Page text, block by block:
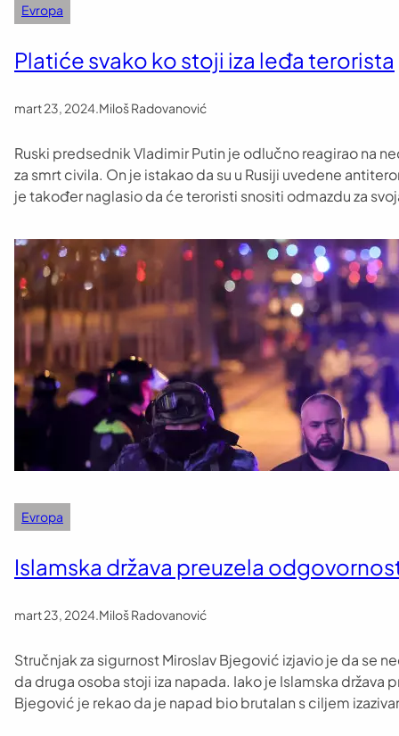
Evropa
Platiće svako ko stoji iza leđa terorista
mart 23, 2024.Miloš Radovanović
Ruski predsednik Vladimir Putin je odlučno reagirao na
za smrt civila. On je istakao da su u Rusiji uvedene
je također naglasio da će teroristi snositi odmazdu za
Evropa
Islamska država preuzela
mart 23, 2024.Miloš Radovanović
Stručnjak za sigurnost Miroslav Bjegović izjavio je da se
da druga osoba stoji iza napada. Iako je Islamska
Bjegović je rekao da je napad bio brutalan s ciljem